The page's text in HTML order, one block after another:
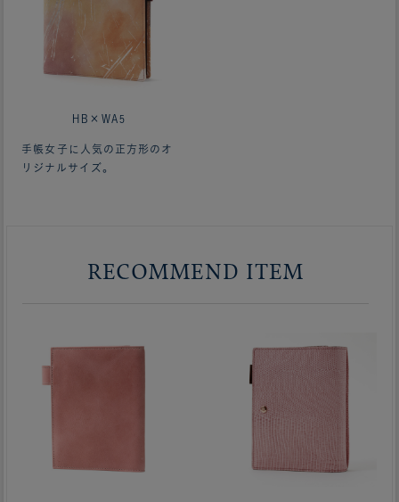
HB×WA5
手帳女子に人気の正方形のオ
リジナルサイズ。
RECOMMEND ITEM